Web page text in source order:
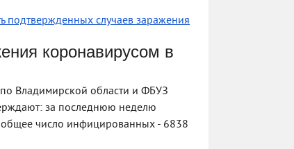
подтвержденных случаев заражения
коронавирусом в
Владимирской области и ФБУЗ
за последнюю неделю
число инфицированных - 6838